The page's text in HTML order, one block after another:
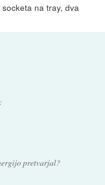
na tray, dva
pretvarjal?